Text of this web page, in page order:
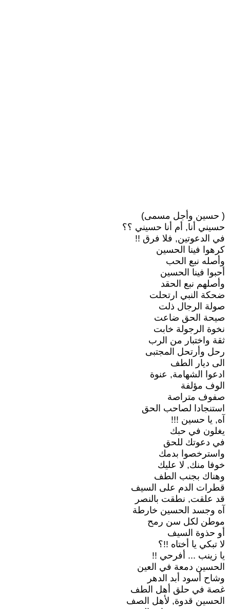
( حسين وأجل مسمى)
حسيني أنا, أم أنا حسيني ؟؟
في الدعوتين, فلا فرق !!
كرهوا فينا الحسين
وأصله نبع الحب
أحبوا فينا الحسين
وأصلهم نبع الحقد
ضحكة النبي ارتحلت
صولة الرجال ذلت
صيحة الحق ضاعت
نخوة الرجولة خابت
ثقة واختبار من الرب
رحل وأرتحل المجتبى
الى ديار الطف
ادعوا الشهامة, عنوة
الوف مؤلفة
صفوف متراصة
استنجادا لصاحب الحق
آه, يا حسين !!!
يغلون في حبك
في دعوتك للحق
واسترخصوا بدمك
خوفا منك, لا عليك
وهناك بجنب الطف
قطرات الدم على السيف
قد علقت, نطقت بالنصر
آه وجسد الحسين خارطة
موطن لكل سن رمح
أو حذوة السيف
لا تبكي يا أختاه !!؟
يا زينب ... أفرحي !!
الحسين دمعة في العين
وشاح أسود أبد الدهر
غصة في حلق أهل الطف
الحسين قدوة, لأهل الصف